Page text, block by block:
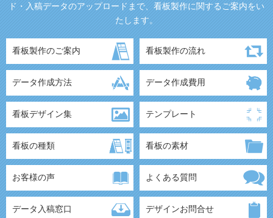
ド・入稿データのアップロードまで、看板製作に関するご案内をい
たします。
看板製作のご案内 看板製作の流れ
データ作成方法 データ作成費用
看板デザイン集 テンプレート
看板の種類 看板の素材
お客様の声 よくある質問
データ入稿窓口 デザインお問合せ